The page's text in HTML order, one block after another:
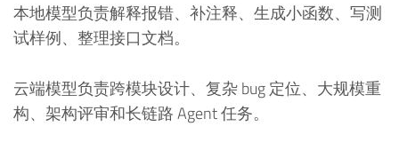
本地模型负责解释报错、补注释、生成小函数、写测
试样例、整理接口文档。
云端模型负责跨模块设计、复杂 bug 定位、大规模重
构、架构评审和长链路 Agent 任务。